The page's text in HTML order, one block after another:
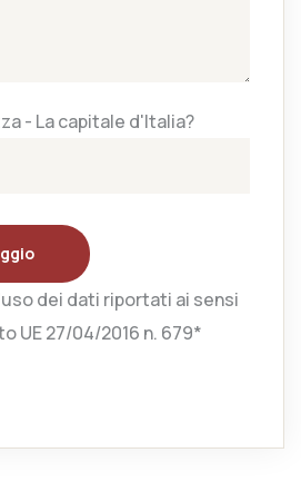
- La capitale d'Italia?
dei dati riportati ai sensi
UE 27/04/2016 n. 679*